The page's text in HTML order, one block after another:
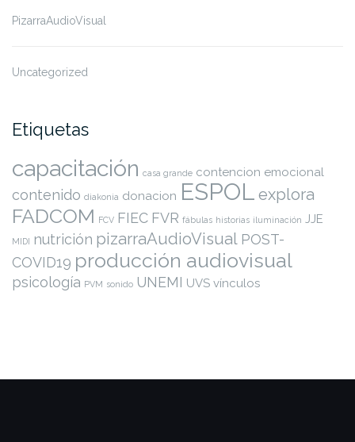
PizarraAudioVisual
Uncategorized
Etiquetas
capacitación casa grande contencion emocional
contenido diakonia donacion ESPOL explora
FADCOM FCV FIEC FVR fábulas historias iluminación JJE
MIDI nutrición pizarraAudioVisual POST-
COVID19 producción audiovisual
psicología PVM sonido UNEMI UVS vínculos